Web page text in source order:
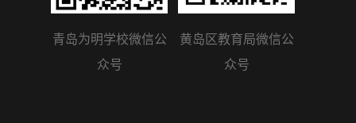
青岛为明学校微信公
众号
黄岛区教育局微信公
众号